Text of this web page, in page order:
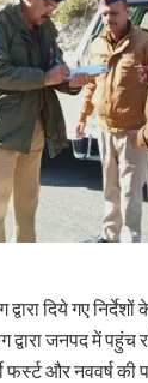
दिये गए
द्वारा जनपद में
और नववर्ष की